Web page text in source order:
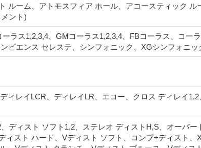
ルーム、アトモスフィア ホール、アコースティック
ント)
ラス1,2,3,4、GMコーラス1,2,3,4、FBコーラス、コー
ビエンス セレステ、シンフォニック、XGシンフォニ
ィレイLCR、ディレイLR、エコー、クロス ディレイ
ディスト ソフト1,2、ステレオ ディストH,S、オーバ
ィスト ハード、Vディスト ソフト、コンプ+ディスト